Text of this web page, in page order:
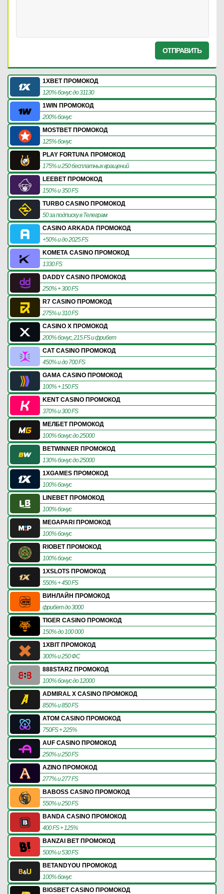
ОТПРАВИТЬ
1XBET ПРОМОКОД
120% бонус до 31130
1WIN ПРОМОКОД
200% бонус
MOSTBET ПРОМОКОД
125% бонус
PLAY FORTUNA ПРОМОКОД
175% и 250 бесплатных вращений
LEEBET ПРОМОКОД
150% и 350 FS
TURBO CASINO ПРОМОКОД
50 за подписку в Телеграм
CASINO ARKADA ПРОМОКОД
+50% и до 2025 FS
KOMETA CASINO ПРОМОКОД
1330 FS
DADDY CASINO ПРОМОКОД
250% + 300 FS
R7 CASINO ПРОМОКОД
275% и 310 FS
CASINO X ПРОМОКОД
200% бонус, 215 FS и фрибет
CAT CASINO ПРОМОКОД
450% и до 700 FS
GAMA CASINO ПРОМОКОД
100% + 150 FS
KENT CASINO ПРОМОКОД
370% и 300 FS
МЕЛБЕТ ПРОМОКОД
100% бонус до 25000
BETWINNER ПРОМОКОД
130% бонус до 25000
1XGAMES ПРОМОКОД
100% бонус
LINEBET ПРОМОКОД
100% бонус
MEGAPARI ПРОМОКОД
100% бонус
RIOBET ПРОМОКОД
100% бонус
1XSLOTS ПРОМОКОД
550% + 450 FS
ВИНЛАЙН ПРОМОКОД
фрибет до 3000
TIGER CASINO ПРОМОКОД
150% до 100 000
1XBIT ПРОМОКОД
300% и 250 ФС
888STARZ ПРОМОКОД
100% бонус до 12000
ADMIRAL X CASINO ПРОМОКОД
850% и 850 FS
ATOM CASINO ПРОМОКОД
750FS + 225%
AUF CASINO ПРОМОКОД
250% и 250 FS
AZINO ПРОМОКОД
277% и 277 FS
BABOSS CASINO ПРОМОКОД
550% и 250 FS
BANDA CASINO ПРОМОКОД
400 FS + 125%
BANZAI BET ПРОМОКОД
500% и 530 FS
BETANDYOU ПРОМОКОД
100% бонус
BIGSBET CASINO ПРОМОКОД